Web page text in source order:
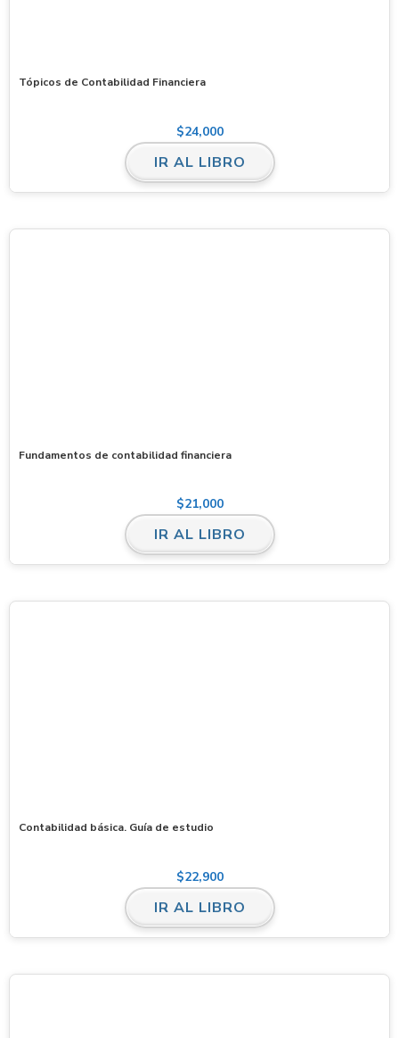
Tópicos de Contabilidad Financiera
$24,000
IR AL LIBRO
Fundamentos de contabilidad financiera
$21,000
IR AL LIBRO
Contabilidad básica. Guía de estudio
$22,900
IR AL LIBRO